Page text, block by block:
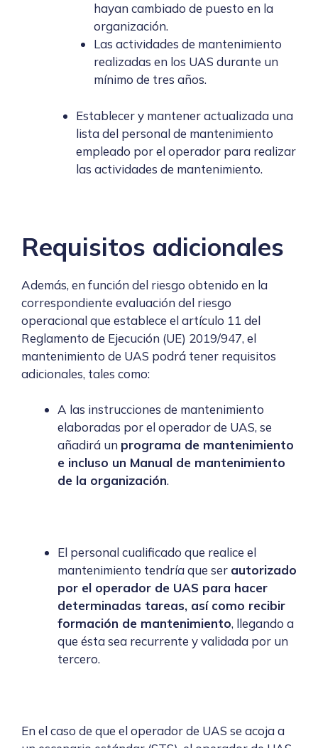
hayan cambiado de puesto en la
organización.
Las actividades de mantenimiento
realizadas en los UAS durante un
mínimo de tres años.
Establecer y mantener actualizada una
lista del personal de mantenimiento
empleado por el operador para realizar
las actividades de mantenimiento.
Requisitos adicionales
Además, en función del riesgo obtenido en la
correspondiente evaluación del riesgo
operacional que establece el artículo 11 del
Reglamento de Ejecución (UE) 2019/947, el
mantenimiento de UAS podrá tener requisitos
adicionales, tales como:
A las instrucciones de mantenimiento
elaboradas por el operador de UAS, se
añadirá un programa de mantenimiento
e incluso un Manual de mantenimiento
de la organización.
El personal cualificado que realice el
mantenimiento tendría que ser autorizado
por el operador de UAS para hacer
determinadas tareas, así como recibir
formación de mantenimiento, llegando a
que ésta sea recurrente y validada por un
tercero.
En el caso de que el operador de UAS se acoja a